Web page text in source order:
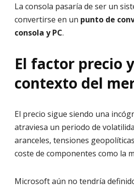
La consola pasaría de ser un
convertirse en un punto de
consola y PC.
El factor precio
contexto del
El precio sigue siendo una
atraviesa un periodo de
aranceles, tensiones
coste de componentes como la
Microsoft aún no tendría